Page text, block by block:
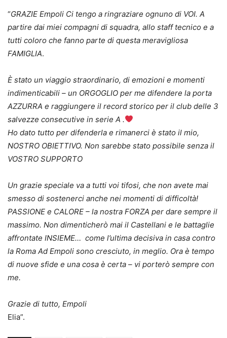
“GRAZIE Empoli Ci tengo a ringraziare ognuno di VOI. A
partire dai miei compagni di squadra, allo staff tecnico e a
tutti coloro che fanno parte di questa meravigliosa
FAMIGLIA.
È stato un viaggio straordinario, di emozioni e momenti
indimenticabili – un ORGOGLIO per me difendere la porta
AZZURRA e raggiungere il record storico per il club delle 3
salvezze consecutive in serie A .
Ho dato tutto per difenderla e rimanerci è stato il mio,
NOSTRO OBIETTIVO. Non sarebbe stato possibile senza il
VOSTRO SUPPORTO
Un grazie speciale va a tutti voi tifosi, che non avete mai
smesso di sostenerci anche nei momenti di difficoltà!
PASSIONE e CALORE – la nostra FORZA per dare sempre il
massimo. Non dimenticherò mai il Castellani e le battaglie
affrontate INSIEME… ️ come l’ultima decisiva in casa contro
la Roma Ad Empoli sono cresciuto, in meglio. Ora è tempo
di nuove sfide e una cosa è certa – vi porterò sempre con
me.
Grazie di tutto, Empoli
Elia”.